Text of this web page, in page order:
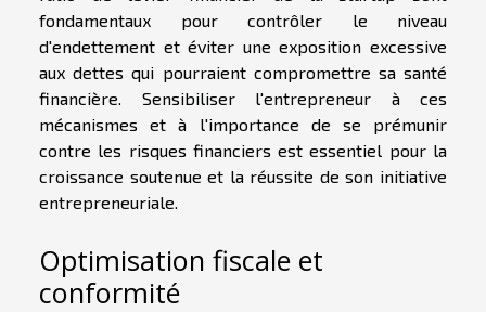
fondamentaux pour contrôler le niveau
d'endettement et éviter une exposition excessive
aux dettes qui pourraient compromettre sa santé
financière. Sensibiliser l'entrepreneur à ces
mécanismes et à l'importance de se prémunir
contre les risques financiers est essentiel pour la
croissance soutenue et la réussite de son initiative
entrepreneuriale.
Optimisation fiscale et
conformité